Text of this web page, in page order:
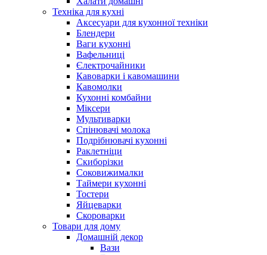
Техніка для кухні
Аксесуари для кухонної техніки
Блендери
Ваги кухонні
Вафельниці
Єлектрочайники
Кавоварки і кавомашини
Кавомолки
Кухонні комбайни
Міксери
Мультиварки
Спінювачі молока
Подрібнювачі кухонні
Раклетніци
Скиборізки
Соковижималки
Таймери кухонні
Тостери
Яйцеварки
Скороварки
Товари для дому
Домашній декор
Вази